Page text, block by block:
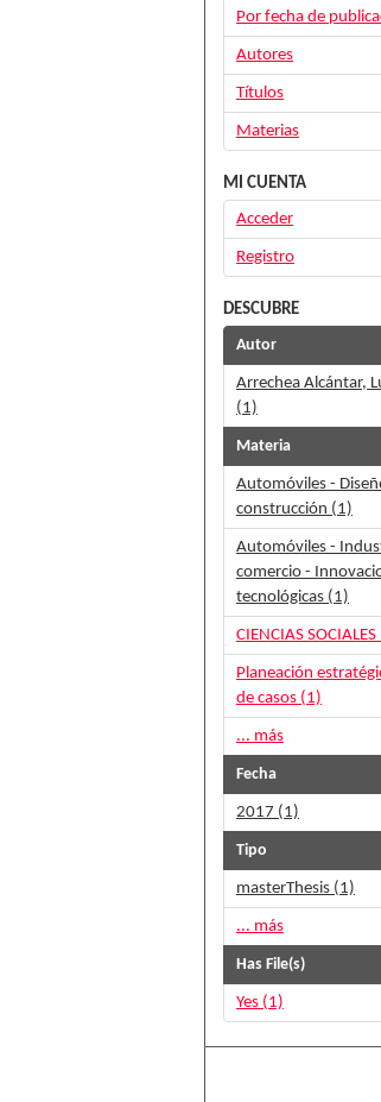
Por fecha de
Autores
Títulos
Materias
MI CUENTA
Acceder
Registro
DESCUBRE
Autor
Arrechea Alcántar,
(1)
Materia
Automóviles -
construcción (1)
Automóviles -
comercio -
tecnológicas (1)
CIENCIAS
Planeación
de casos (1)
... más
Fecha
2017 (1)
Tipo
masterThesis (1)
... más
Has File(s)
Yes (1)